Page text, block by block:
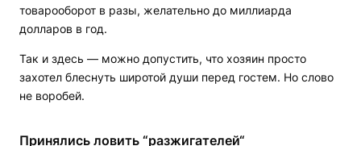
товарооборот в разы, желательно до миллиарда
долларов в год.
Так и здесь — можно допустить, что хозяин просто
захотел блеснуть широтой души перед гостем. Но слово
не воробей.
Принялись ловить “разжигателей“